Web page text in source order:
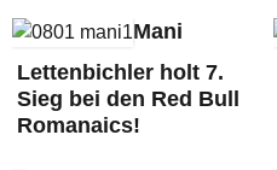
Mani
Lettenbichler holt 7.
Sieg bei den Red Bull
Romanaics!